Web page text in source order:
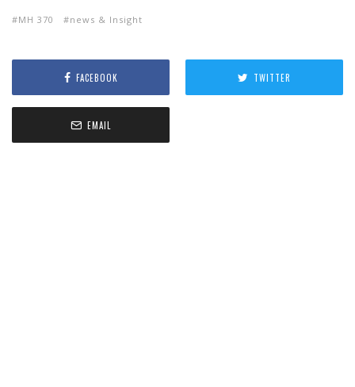
MH 370 news & Insight
FACEBOOK TWITTER
EMAIL